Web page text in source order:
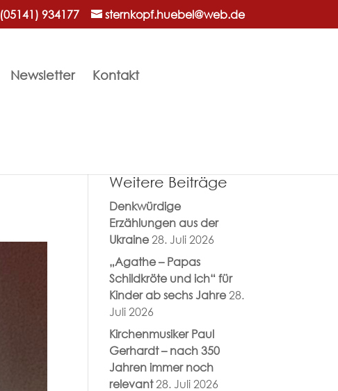
(05141) 934177 sternkopf.huebel@web.de
Newsletter Kontakt
Weitere Beiträge
Denkwürdige
Erzählungen aus der
Ukraine28. Juli 2026
„Agathe – Papas
Schildkröte und ich“ für
Kinder ab sechs Jahre28.
Juli 2026
Kirchenmusiker Paul
Gerhardt – nach 350
Jahren immer noch
relevant28. Juli 2026